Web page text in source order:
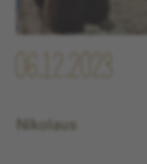
06.12.2023
Nikolaus